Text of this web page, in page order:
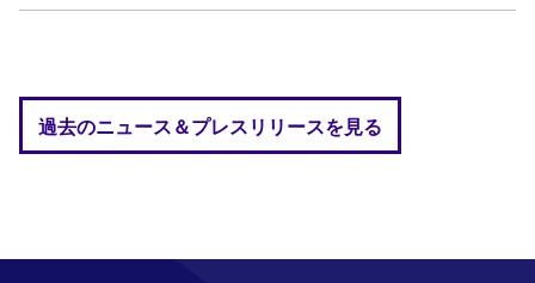
過去のニュース＆プレスリリースを見る